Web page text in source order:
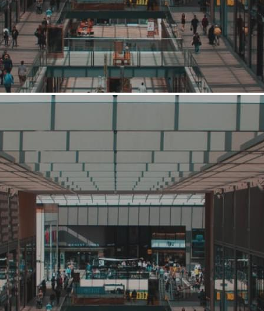
Средний
Связаться с ритейлером Узнать планы развития ритейлера
Финансирования» (ЗАО «Банк ЖилФинанс») основано в
1994 году. Сегодня Банк Жилищного Финансирования
предлагает своим клиентам качественные кредитные
продукты в более чем 20 городах России, гарантируя высокий
уровень обслуживания и индивидуальный подход к каждому
клиенту. Специалисты Банка постоянно ведут работу по
созданию новых банковских пр...
1493 (+1)
Навигация
О ритейлере
О компании
Информация о развитии ритейлера
Где представлена ТС
Контакты